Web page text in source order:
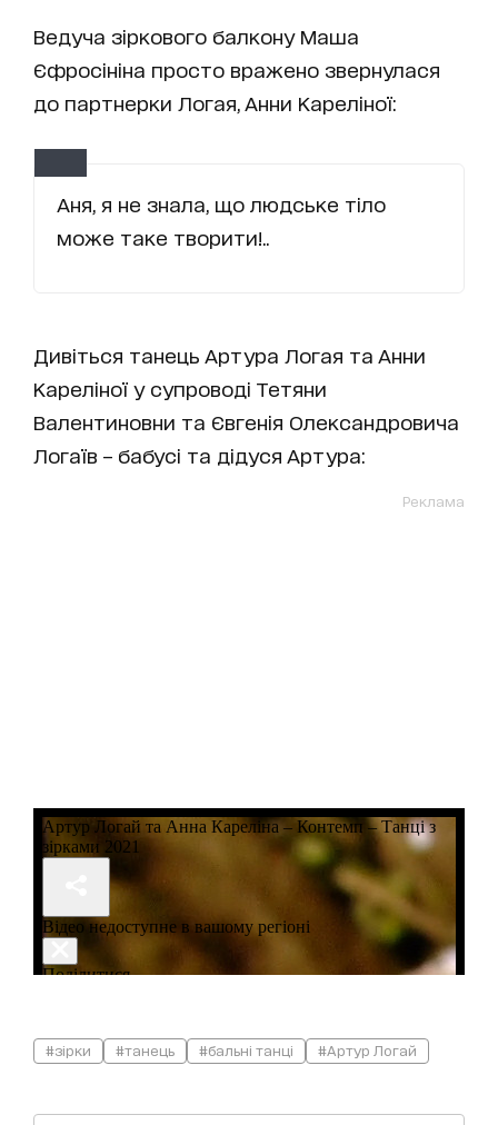
Ведуча зіркового балкону Маша
Єфросініна просто вражено звернулася
до партнерки Логая, Анни Кареліної:
Аня, я не знала, що людське тіло
може таке творити!..
Дивіться танець Артура Логая та Анни
Кареліної у супроводі Тетяни
Валентиновни та Євгенія Олександровича
Логаїв – бабусі та дідуся Артура:
Реклама
#зірки #танець #бальні танці #Артур Логай